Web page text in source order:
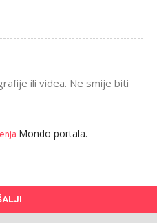
ili videa. Ne smije biti
Mondo portala.